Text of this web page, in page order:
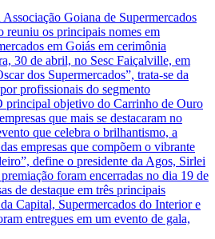
Goiana de Supermercados
os principais nomes em
em Goiás em cerimônia
30 de abril, no Sesc Faiçalville, em
dos Supermercados”, trata-se da
profissionais do segmento
principal objetivo do Carrinho de Ouro
que mais se destacaram no
que celebra o brilhantismo, a
empresas que compõem o vibrante
define o presidente da Agos, Sirlei
foram encerradas no dia 19 de
de destaque em três principais
Capital, Supermercados do Interior e
entregues em um evento de gala,